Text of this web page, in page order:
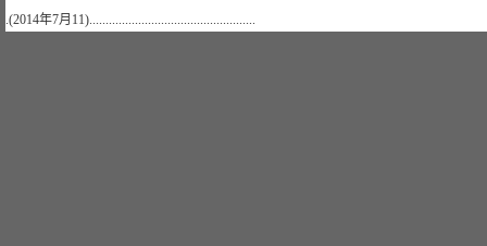
.(2014年7月11)...................................................